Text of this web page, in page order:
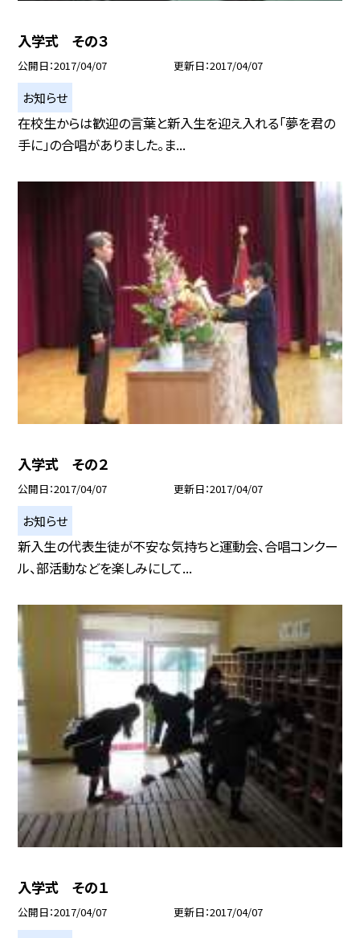
入学式 その３
公開日 2017/04/07 更新日 2017/04/07
お知らせ
在校生からは歓迎の言葉と新入生を迎え入れる「夢を君の
手に」の合唱がありました。ま...
入学式 その２
公開日 2017/04/07 更新日 2017/04/07
お知らせ
新入生の代表生徒が不安な気持ちと運動会、合唱コンクー
ル、部活動などを楽しみにして...
入学式 その１
公開日 2017/04/07 更新日 2017/04/07